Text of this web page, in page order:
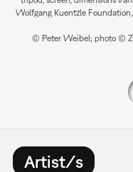
Wolfgang Kuentzle
© Peter Weibel; photo ©
Artist/s